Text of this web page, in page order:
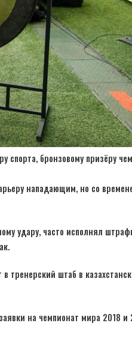
спорта, бронзовому призёру
нападающим, но со
удару, часто исполнял
тренерский штаб в
на чемпионат мира 2018 и